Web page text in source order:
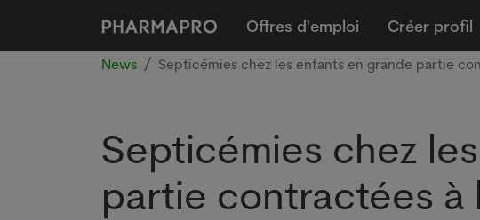
Offres d'emploi Créer profil
News Septicémies chez les enfants en grande partie
Septicémies chez
partie contractées à